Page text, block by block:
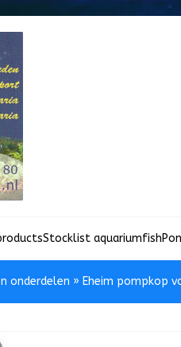
Stocklist aquariumfish
onderdelen » Eheim pompkop